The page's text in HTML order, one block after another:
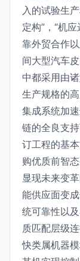
入的试验生
定构”，“机
靠外贸合作
间大型汽车
中都采用由
生产规格的
集成系统加
链的全良支
订工程的基
购优质前智
显现未来变
能供应面变
统可靠性以
质匹配层级
快类属机器